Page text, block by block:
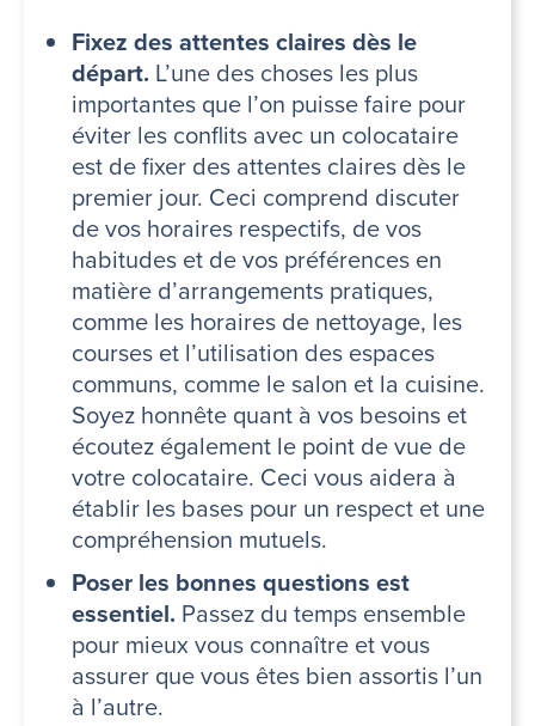
Fixez des attentes claires dès le
départ. L’une des choses les plus
importantes que l’on puisse faire pour
éviter les conflits avec un colocataire
est de fixer des attentes claires dès le
premier jour. Ceci comprend discuter
de vos horaires respectifs, de vos
habitudes et de vos préférences en
matière d’arrangements pratiques,
comme les horaires de nettoyage, les
courses et l’utilisation des espaces
communs, comme le salon et la cuisine.
Soyez honnête quant à vos besoins et
écoutez également le point de vue de
votre colocataire. Ceci vous aidera à
établir les bases pour un respect et une
compréhension mutuels.
Poser les bonnes questions est
essentiel. Passez du temps ensemble
pour mieux vous connaître et vous
assurer que vous êtes bien assortis l’un
à l’autre.